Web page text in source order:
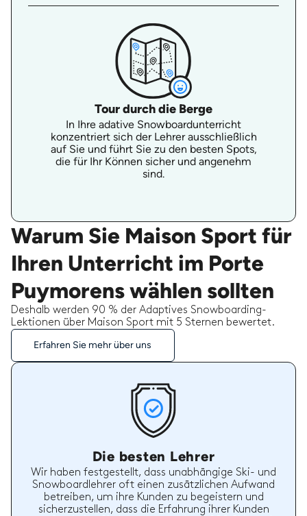
Tour durch die Berge
In Ihre adative Snowboardunterricht
konzentriert sich der Lehrer ausschließlich
auf Sie und führt Sie zu den besten Spots,
die für Ihr Können sicher und angenehm
sind.
Warum Sie Maison Sport für
Ihren Unterricht im Porte
Puymorens wählen sollten
Deshalb werden 90 % der Adaptives Snowboarding-
Lektionen über Maison Sport mit 5 Sternen bewertet.
Erfahren Sie mehr über uns
Die besten Lehrer
Wir haben festgestellt, dass unabhängige Ski- und
Snowboardlehrer oft einen zusätzlichen Aufwand
betreiben, um ihre Kunden zu begeistern und
sicherzustellen, dass die Erfahrung ihrer Kunden